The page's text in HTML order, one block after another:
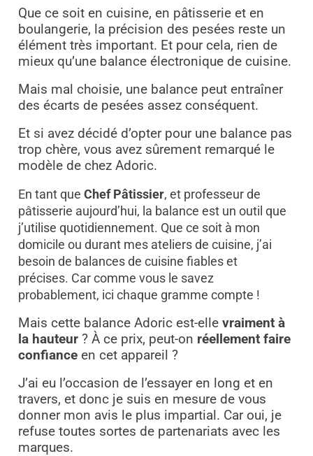
Que ce soit en cuisine, en pâtisserie et en
boulangerie, la précision des pesées reste un
élément très important. Et pour cela, rien de
mieux qu’une balance électronique de cuisine.
Mais mal choisie, une balance peut entraîner
des écarts de pesées assez conséquent.
Et si avez décidé d’opter pour une balance pas
trop chère, vous avez sûrement remarqué le
modèle de chez Adoric.
En tant que Chef Pâtissier, et professeur de
pâtisserie aujourd’hui, la balance est un outil que
j’utilise quotidiennement. Que ce soit à mon
domicile ou durant mes ateliers de cuisine, j’ai
besoin de balances de cuisine fiables et
précises. Car comme vous le savez
probablement, ici chaque gramme compte !
Mais cette balance Adoric est-elle vraiment à
la hauteur? À ce prix, peut-on réellement faire
confianceen cet appareil ?
J’ai eu l’occasion de l’essayer en long et en
travers, et donc je suis en mesure de vous
donner mon avis le plus impartial. Car oui, je
refuse toutes sortes de partenariats avec les
marques.